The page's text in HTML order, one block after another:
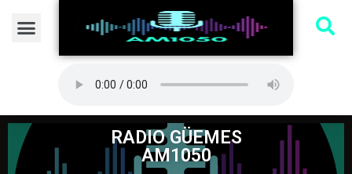
RADIO GÜEMES
AM1050